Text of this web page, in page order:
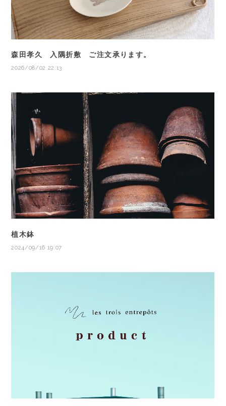
森田孝久 入隅折敷 ご注文承ります。
2026/08/02 22:13
植木鉢
2024/09/16 19:07